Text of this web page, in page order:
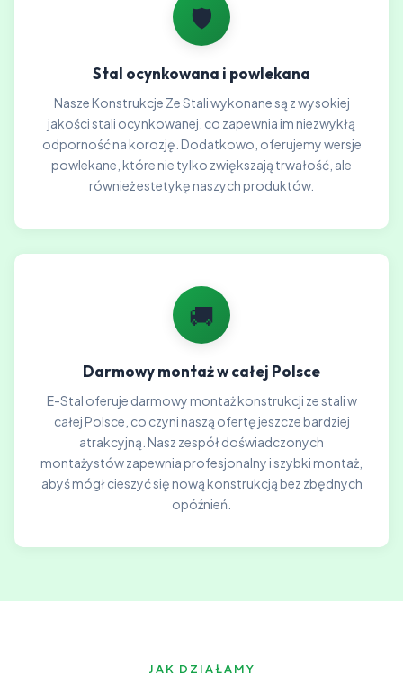
🛡️
Stal ocynkowana i powlekana
Nasze Konstrukcje Ze Stali wykonane są z wysokiej
jakości stali ocynkowanej, co zapewnia im niezwykłą
odporność na korozję. Dodatkowo, oferujemy wersje
powlekane, które nie tylko zwiększają trwałość, ale
również estetykę naszych produktów.
🚚
Darmowy montaż w całej Polsce
E-Stal oferuje darmowy montaż konstrukcji ze stali w
całej Polsce, co czyni naszą ofertę jeszcze bardziej
atrakcyjną. Nasz zespół doświadczonych
montażystów zapewnia profesjonalny i szybki montaż,
abyś mógł cieszyć się nową konstrukcją bez zbędnych
opóźnień.
JAK DZIAŁAMY